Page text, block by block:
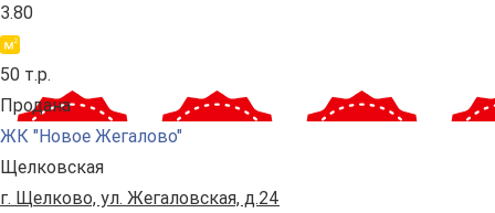
3.80
50 т.р.
Продана
ЖК "Новое Жегалово"
Щелковская
г. Щелково, ул. Жегаловская, д.24